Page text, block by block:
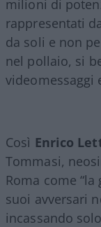
milioni di
rappresentati
da soli e non
nel pollaio, si
videomessaggi
Così Enrico
Tommasi,
Roma come
suoi avversari
incassando